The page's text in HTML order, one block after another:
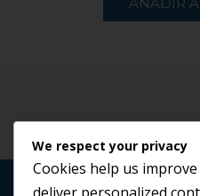
We respect your privacy
Cookies help us